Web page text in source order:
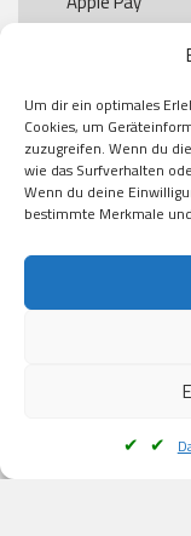
Um dir ein optimales
Cookies, um
zuzugreifen. Wenn du
wie das Surfverhalten
Wenn du deine
bestimmte Merkmale
Paypal
Kauf auf
Klarna
American